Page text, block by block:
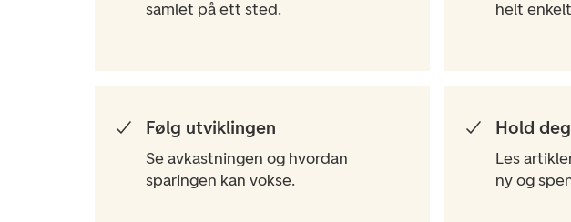
samlet på ett sted.
helt
Følg utviklingen​
Se avkastningen og hvordan
sparingen kan vokse.
Hold
Les
ny og